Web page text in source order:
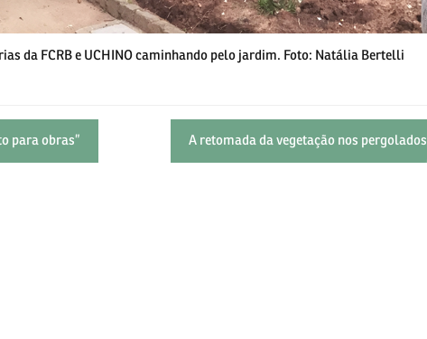
da FCRB e UCHINO caminhando pelo jardim. Foto: Natália Bertelli
para obras” A retomada da vegetação nos pergolados